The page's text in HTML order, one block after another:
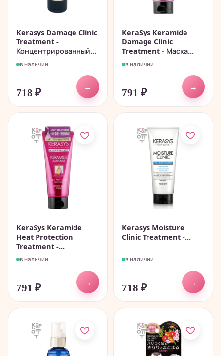
Kerasys Damage Clinic
Treatment -
Концентрированный...
в наличии
718 ₽
→
KeraSys Keramide
Damage Clinic
Treatment - Маска...
в наличии
791 ₽
→
KeraSys Keramide
Heat Protection
Treatment -...
в наличии
791 ₽
→
Kerasys Moisture
Clinic Treatment -...
в наличии
718 ₽
→